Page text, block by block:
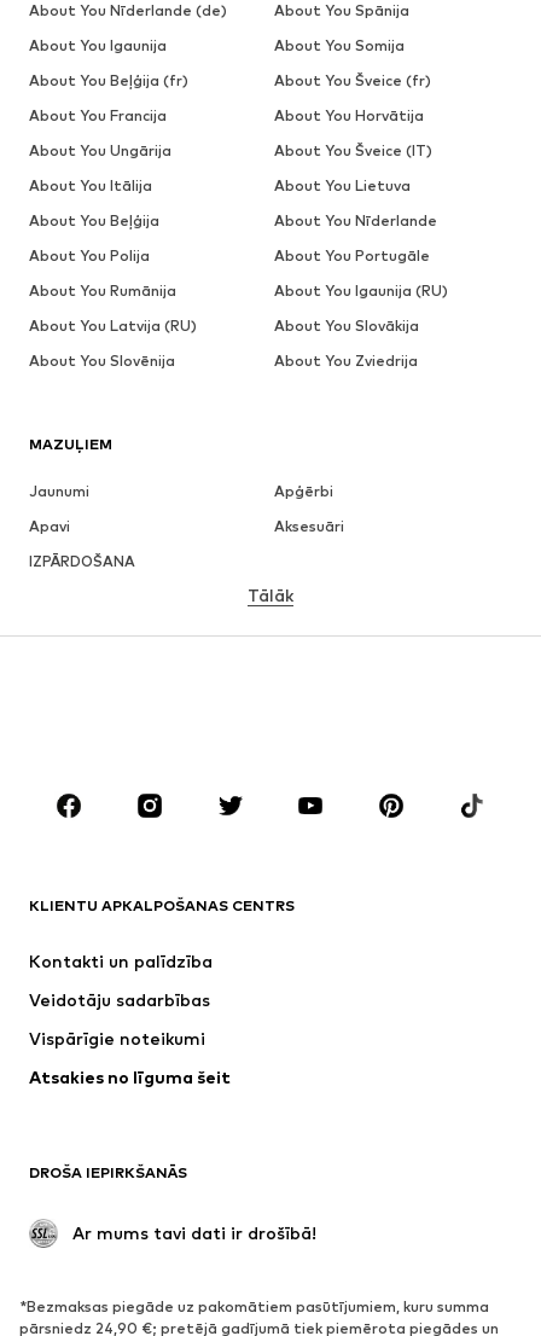
MAZUĻIEM
Jaunumi
Apģērbi
Apavi
Aksesuāri
IZPĀRDOŠANA
ZĪMOLI
ADIDAS SPORTSWEAR
Nike Sportswear
NIKE
Tālāk
KLIENTU APKALPOŠANAS CENTRS
Kontakti un palīdzība
Veidotāju sadarbības
Vispārīgie noteikumi
Atsakies no līguma šeit
DROŠA IEPIRKŠANĀS
Ar mums tavi dati ir drošībā!
*Bezmaksas piegāde uz pakomātiem pasūtījumiem, kuru summa
pārsniedz 24,90 €; pretējā gadījumā tiek piemērota piegādes un
About You Nīderlande (de)
About You Spānija
About You Igaunija
About You Somija
About You Beļģija (fr)
About You Šveice (fr)
About You Francija
About You Horvātija
About You Ungārija
About You Šveice (IT)
About You Itālija
About You Lietuva
About You Beļģija
About You Nīderlande
About You Polija
About You Portugāle
About You Rumānija
About You Igaunija (RU)
About You Latvija (RU)
About You Slovākija
About You Slovēnija
About You Zviedrija